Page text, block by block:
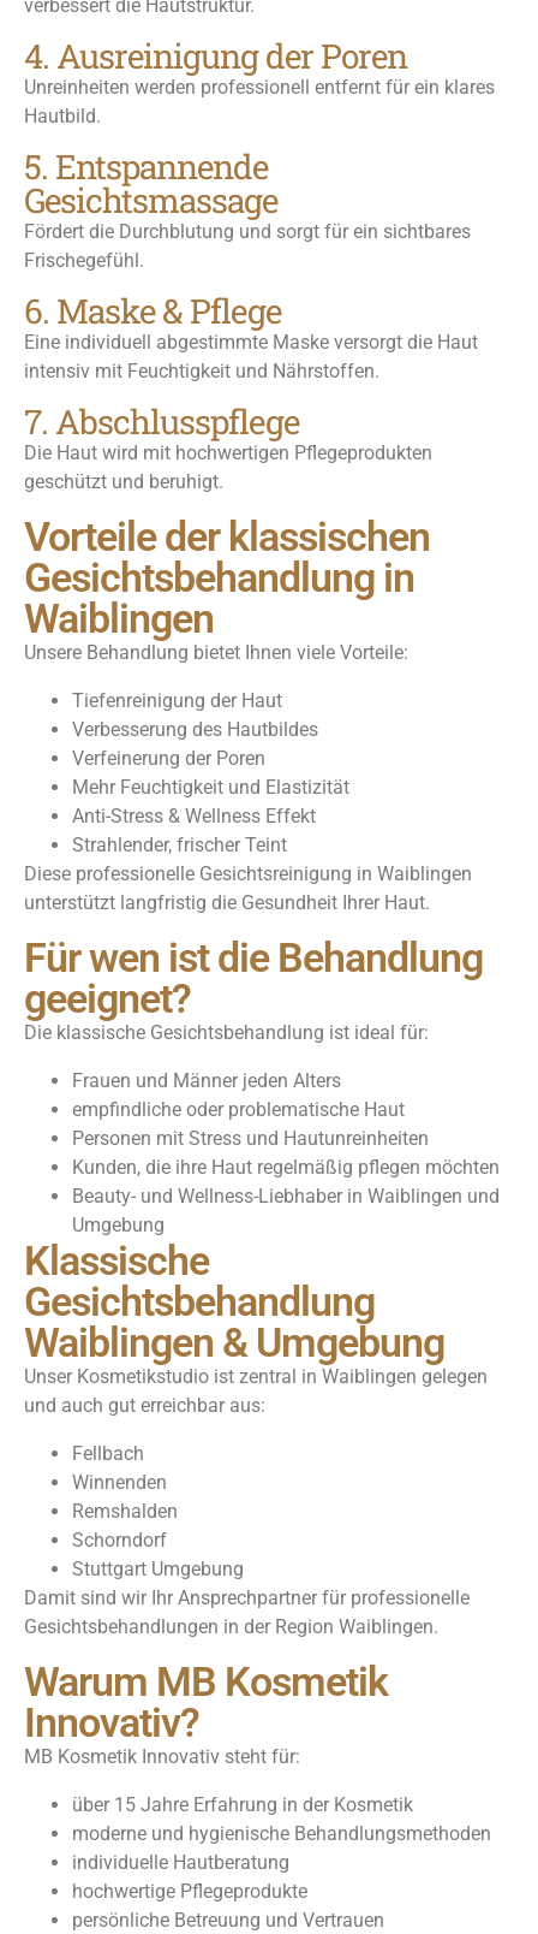
verbessert die Hautstruktur.
4. Ausreinigung der Poren
Unreinheiten werden professionell entfernt für ein klares
Hautbild.
5. Entspannende
Gesichtsmassage
Fördert die Durchblutung und sorgt für ein sichtbares
Frischegefühl.
6. Maske & Pflege
Eine individuell abgestimmte Maske versorgt die Haut
intensiv mit Feuchtigkeit und Nährstoffen.
7. Abschlusspflege
Die Haut wird mit hochwertigen Pflegeprodukten
geschützt und beruhigt.
Vorteile der klassischen
Gesichtsbehandlung in
Waiblingen
Unsere Behandlung bietet Ihnen viele Vorteile:
Tiefenreinigung der Haut
Verbesserung des Hautbildes
Verfeinerung der Poren
Mehr Feuchtigkeit und Elastizität
Anti-Stress & Wellness Effekt
Strahlender, frischer Teint
Diese professionelle Gesichtsreinigung in Waiblingen
unterstützt langfristig die Gesundheit Ihrer Haut.
Für wen ist die Behandlung
geeignet?
Die klassische Gesichtsbehandlung ist ideal für:
Frauen und Männer jeden Alters
empfindliche oder problematische Haut
Personen mit Stress und Hautunreinheiten
Kunden, die ihre Haut regelmäßig pflegen möchten
Beauty- und Wellness-Liebhaber in Waiblingen und
Umgebung
Klassische
Gesichtsbehandlung
Waiblingen & Umgebung
Unser Kosmetikstudio ist zentral in Waiblingen gelegen
und auch gut erreichbar aus:
Fellbach
Winnenden
Remshalden
Schorndorf
Stuttgart Umgebung
Damit sind wir Ihr Ansprechpartner für professionelle
Gesichtsbehandlungen in der Region Waiblingen.
Warum MB Kosmetik
Innovativ?
MB Kosmetik Innovativ steht für:
über 15 Jahre Erfahrung in der Kosmetik
moderne und hygienische Behandlungsmethoden
individuelle Hautberatung
hochwertige Pflegeprodukte
persönliche Betreuung und Vertrauen